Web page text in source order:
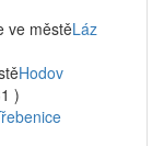
ve městěLáz
Hodov
)